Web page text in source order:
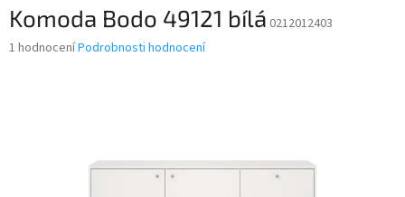
Komoda Bodo 49121 bílá 0212012403
Průměrné
1 hodnoceníPodrobnosti hodnocení